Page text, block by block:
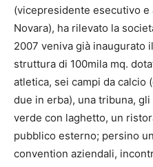
(vicepresidente esecutivo
Novara), ha rilevato la
2007 veniva già inaugurato
struttura di 100mila mq.
atletica, sei campi da calcio
due in erba), una tribuna,
verde con laghetto, un
pubblico esterno; persino
convention aziendali,